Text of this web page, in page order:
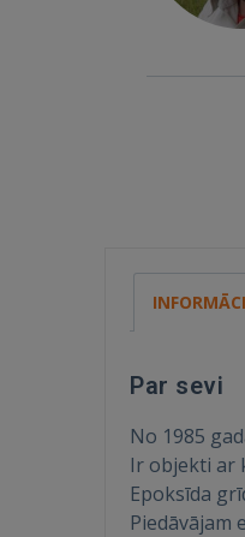
Par sevi
No 1985
Ir objekti ar
Epoksīda
Piedāvājam